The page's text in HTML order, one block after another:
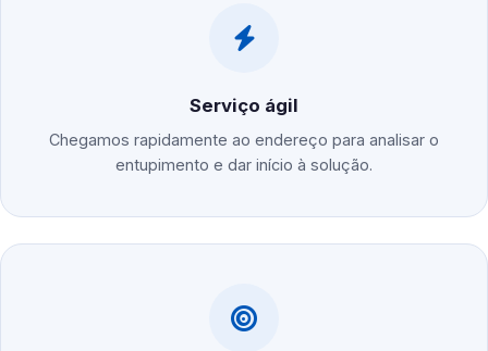
Serviço ágil
Chegamos rapidamente ao endereço para analisar o
entupimento e dar início à solução.